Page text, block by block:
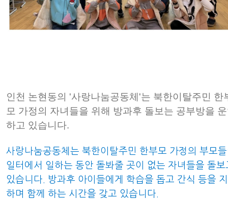
인천 논현동의 '사랑나눔공동체'는 북한이탈주민 한
모 가정의 자녀들을 위해 방과후 돌보는 공부방을
하고 있습니다.
사랑나눔공동체는 북한이탈주민 한부모 가정의 부모
일터에서 일하는 동안 돌봐줄 곳이 없는 자녀들을 돌보
있습니다. 방과후 아이들에게 학습을 돕고 간식 등을
하며 함께 하는 시간을 갖고 있습니다.